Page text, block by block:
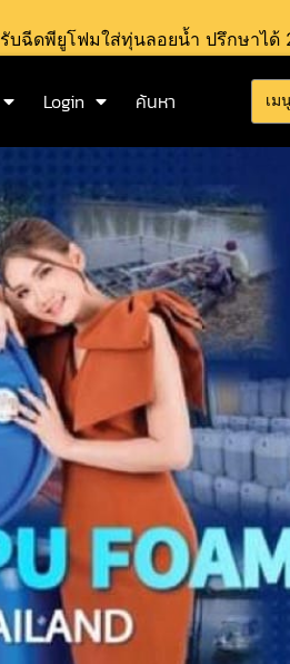
รับฉีดพียูโฟมใส่ทุ่นลอยน้ำ ปรึกษาได้
Login ค้นหา เม